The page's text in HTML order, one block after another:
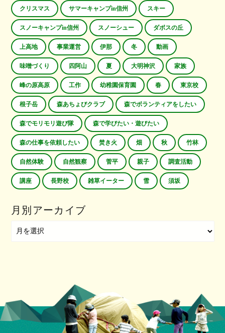
クリスマス サマーキャンプin信州 スキー
スノーキャンプin信州 スノーシュー ダボスの丘
上高地 事業運営 伊那 冬 動画
味噌づくり 四阿山 夏 大明神沢 家族
峰の原高原 工作 幼稚園保育園 春 東京校
根子岳 森あちょびクラブ 森でボランティアをしたい
森でモリモリ遊び隊 森で学びたい・遊びたい
森の仕事を依頼したい 焚き火 畑 秋 竹林
自然体験 自然観察 菅平 親子 調査活動
講座 長野校 雑草イーター 雪 須坂
月別アーカイブ